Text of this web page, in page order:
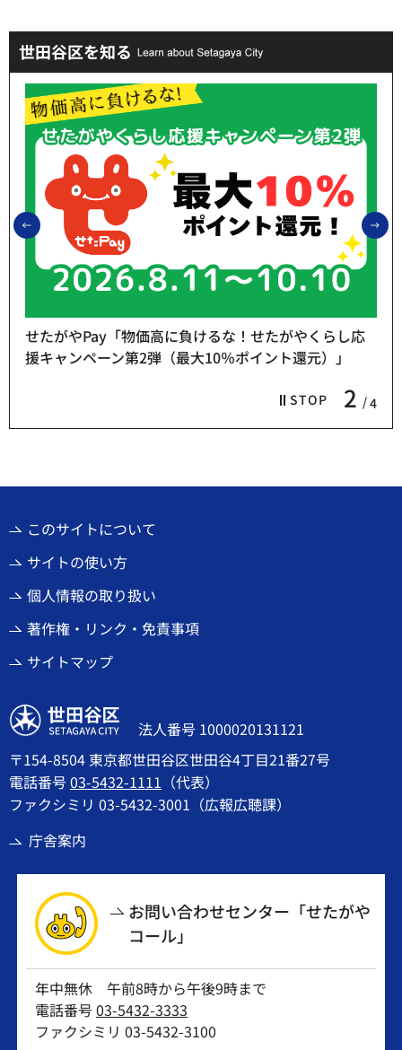
世田谷区を知る
前のスライドを表示
STOP 2 4
せたがやPay「物価高に負けるな！せたがやくらし応
援キャンペーン第2弾（最大10％ポイント還元）」
このサイトについて
サイトの使い方
個人情報の取り扱い
著作権・リンク・免責事項
サイトマップ
世田谷区
法人番号 1000020131121
〒154-8504 東京都世田谷区世田谷4丁目21番27号
電話番号03-5432-1111 （代表）
ファクシミリ 03-5432-3001（広報広聴課）
庁舎案内
お問い合わせセンター「せたがや
コール」
年中無休 午前8時から午後9時まで
電話番号03-5432-3333
ファクシミリ 03-5432-3100